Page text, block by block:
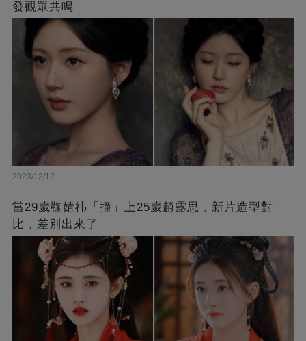
發觀眾共鳴
2023/12/12
當29歲鞠婧祎「撞」上25歲趙露思，新片造型對
比，差別出來了